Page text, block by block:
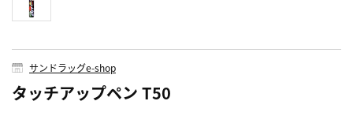
サンドラッグe-shop
タッチアップペン T50